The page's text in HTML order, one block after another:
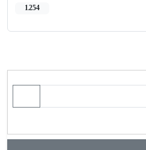
1,254